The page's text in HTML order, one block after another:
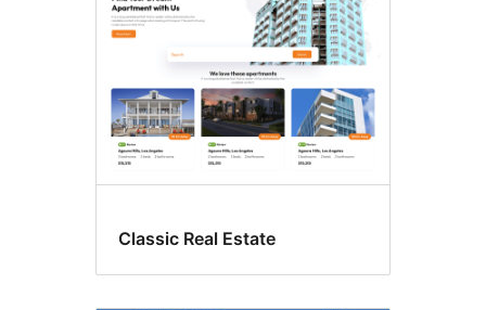
Classic Real Estate